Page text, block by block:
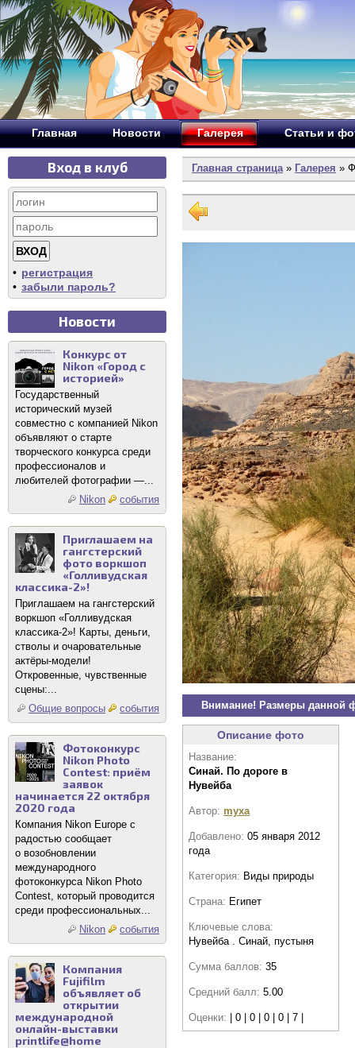
Главная Новости Галерея Статьи и
Вход в клуб
• регистрация
• забыли пароль?
Новости
Конкурс от
Nikon «Город с
историей»
Государственный
исторический музей
совместно с компанией Nikon
объявляют о старте
творческого конкурса среди
профессионалов и
любителей фотографии —...
Nikon
события
Приглашаем на
гангстерский
фото воркшоп
«Голливудская
классика-2»!
Приглашаем на гангстерский
воркшоп «Голливудская
классика-2»! Карты, деньги,
стволы и очаровательные
актёры-модели!
Откровенные, чувственные
сцены:...
Общие вопросы
события
Фотоконкурс
Nikon Photo
Contest: приём
заявок
начинается 22 октября
2020 года
Компания Nikon Europe с
радостью сообщает
о возобновлении
международного
фотоконкурса Nikon Photo
Contest, который проводится
среди профессиональных...
Nikon
события
Компания
Fujifilm
объявляет об
открытии
международной
онлайн-выставки
printlife@home
Главная страница» Галерея »
Внимание! Размеры данной
Описание фото
Название:
Синай. По дороге в
Нувейба
Автор: myxa
Добавлено: 05 января 2012
года
Категория: Виды природы
Страна: Египет
Ключевые слова:
Нувейба . Синай, пустыня
Сумма баллов: 35
Средний балл: 5.00
Оценки: | 0 | 0 | 0 | 0 | 7 |